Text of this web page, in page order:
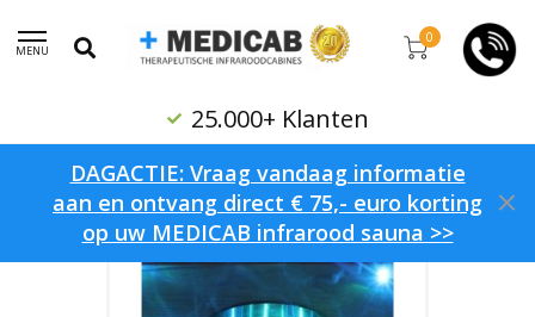
MENU
0
25.000+ Klanten
DAGACTIE: Vraag vandaag informatie
aan en ontvang direct € 75,- euro korting
op uw MEDICAB infrarood sauna >>